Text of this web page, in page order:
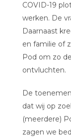
COVID-19
werken. De
Daarnaast
en familie of
Pod om zo
ontvluchten.
De
dat wij op
(meerdere)
zagen we